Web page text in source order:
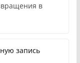
в
запись